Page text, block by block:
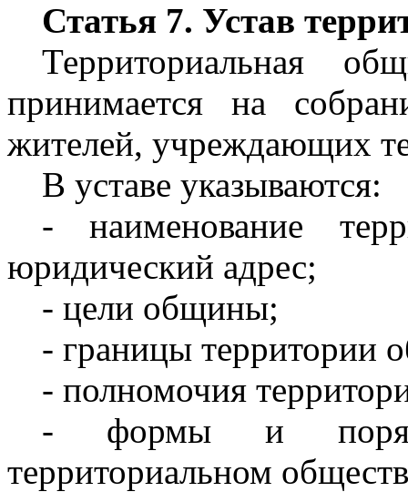
Статья 7. Устав
Территориальная
принимается на
жителей, учреждающих
В уставе указываются:
- наименование
юридический адрес;
- цели общины;
- границы территории
- полномочия
- формы и
территориальном